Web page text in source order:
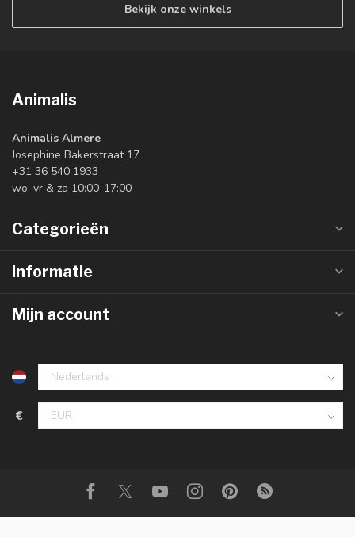
Bekijk onze winkels
Animalis
Animalis Almere
Josephine Bakerstraat 17
+31 36 540 1933
wo, vr & za 10:00-17:00
Categorieën
Informatie
Mijn account
€